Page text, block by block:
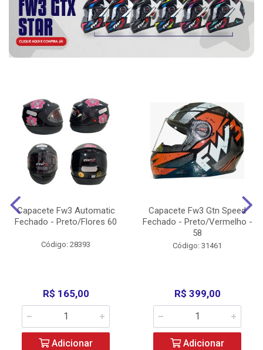
Capacete Fw3 Automatic
Fechado - Preto/Flores 60
Código: 28393
R$ 165,00
Adicionar
Capacete Fw3 Gtn Speed
Fechado - Preto/Vermelho -
58
Código: 31461
R$ 399,00
Adicionar